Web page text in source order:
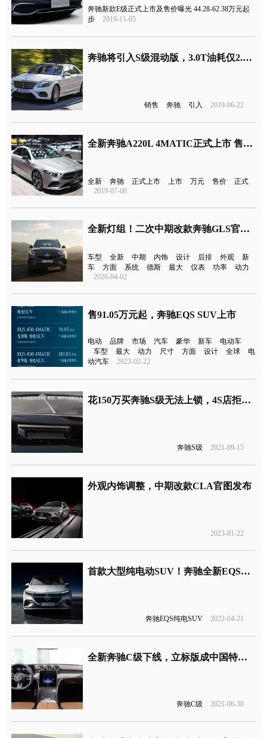
奔驰新款E级正式上市及售价曝光 44.28-62.38万元起
步
2019-11-05
奔驰将引入S级混动版，3.0T油耗仅2.1升
销售 奔驰 引入 2019-06-22
全新奔驰A220L 4MATIC正式上市 售价为29.98万元起
全新 奔驰 正式上市 上市 万元 售价
正式
2019-07-08
全新灯组！二次中期改款奔驰GLS官图发布
车型 全新 中期 内饰 设计 后排 外观
新
车
方面 系统 德斯 最大 仪表 功率
动力
2026-04-02
售91.05万元起，奔驰EQS SUV上市
电动 品牌 市场 汽车 豪华 新车
电动车
车型
最大 动力 尺寸 方面 设计 全球
电
动汽车
2023-02-22
花150万买奔驰S级无法上锁，4S店拒绝退换车
奔驰S级 2021-09-15
外观内饰调整，中期改款CLA官图发布
2023-01-22
首款大型纯电动SUV！奔驰全新EQS正式发布
奔驰EQS纯电SUV 2022-04-21
全新奔驰C级下线，立标版成中国特供将于9月上市
奔驰C级 2021-06-30